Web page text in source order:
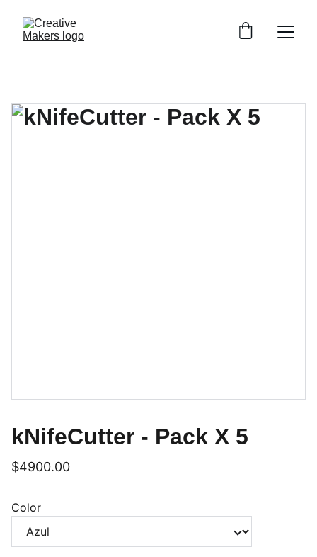
kNifeCutter - Pack X 5
$4900.00
Color